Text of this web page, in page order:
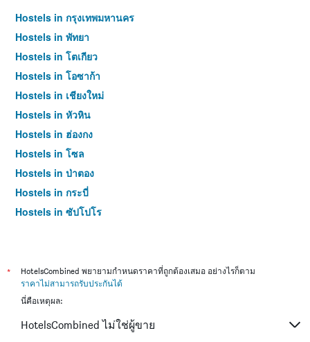
Hostels in กรุงเทพมหานคร
Hostels in พัทยา
Hostels in โตเกียว
Hostels in โอซาก้า
Hostels in เชียงใหม่
Hostels in หัวหิน
Hostels in ฮ่องกง
Hostels in โซล
Hostels in ป่าตอง
Hostels in กระบี่
Hostels in ซัปโปโร
Hostels in ไทเป
Hostels in หาดใหญ่
Hostels in ภูเก็ต
Hostels in เกียวโต
*
HotelsCombined พยายามกำหนดราคาที่ถูกต้องเสมอ อย่างไรก็ตาม
ราคาไม่สามารถรับประกันได้
นี่คือเหตุผล:
HotelsCombined ไม่ใช่ผู้ขาย